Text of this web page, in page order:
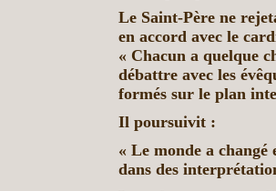
Le Saint-Père ne
en accord avec le
« Chacun a quelque
débattre avec les
formés sur le plan
Il poursuivit :
« Le monde a changé
dans des